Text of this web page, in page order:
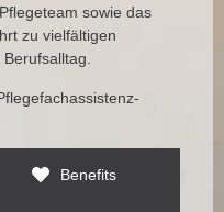
sowie das
zu vielfältigen
Benefits